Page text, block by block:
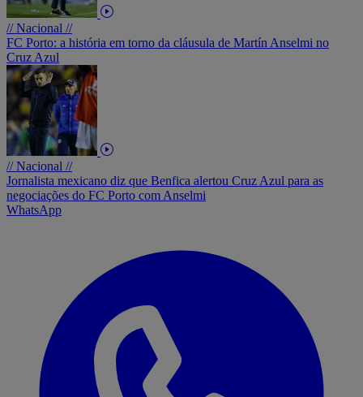
// Nacional //
FC Porto: a história em torno da cláusula de Martín Anselmi no
Cruz Azul
// Nacional //
Jornalista mexicano diz que Benfica alertou Cruz Azul para as
negociações do FC Porto com Anselmi
WhatsApp